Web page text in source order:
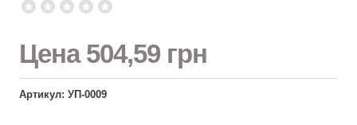
Цена504,59 грн
Артикул: УП-0009